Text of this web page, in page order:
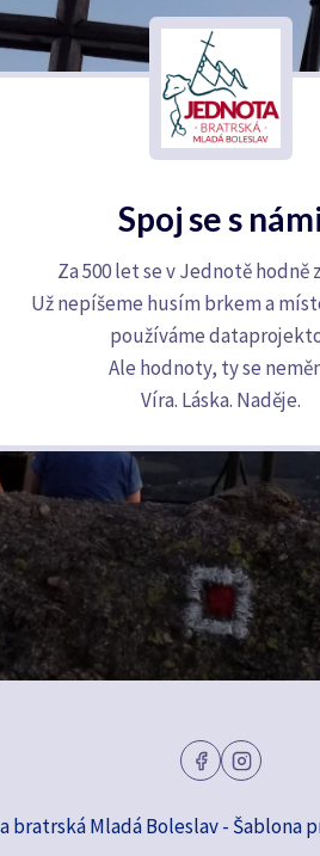
Spoj se s námi
Za 500 let se v Jednotě hodně
Už nepíšeme husím brkem a
používáme
Ale hodnoty, ty se
Víra. Láska. Naděje.
bratrská Mladá Boleslav - Šablona